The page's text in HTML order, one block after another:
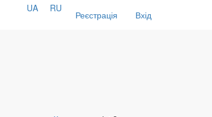
Реєстрація Вхід
UA RU